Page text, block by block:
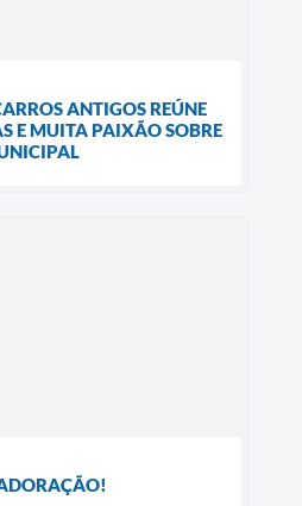
ANTIGOS REÚNE
E MUITA PAIXÃO SOBRE